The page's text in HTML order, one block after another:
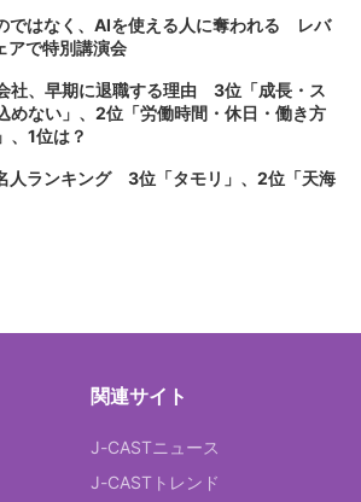
ではなく、AIを使える人に奪われる レバ
アで特別講演会
社、早期に退職する理由 3位「成長・ス
めない」、2位「労働時間・休日・働き方
、1位は？
人ランキング 3位「タモリ」、2位「天海
関連サイト
J-CASTニュース
J-CASTトレンド